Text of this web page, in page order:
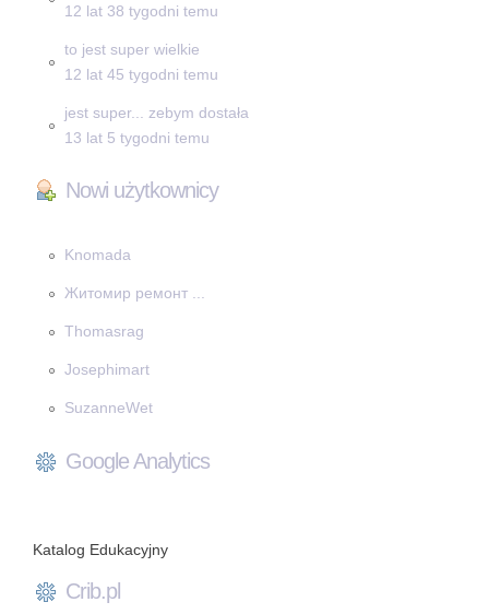
12 lat 38 tygodni temu
to jest super wielkie
12 lat 45 tygodni temu
jest super... zebym dostała
13 lat 5 tygodni temu
Nowi użytkownicy
Knomada
Житомир ремонт ...
Thomasrag
Josephimart
SuzanneWet
Google Analytics
Katalog Edukacyjny
Crib.pl